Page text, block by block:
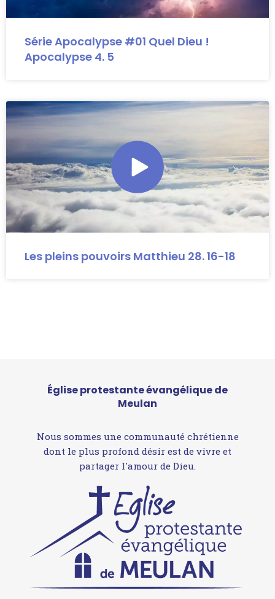
Série Apocalypse #01 Quel Dieu !
Apocalypse 4. 5
Les pleins pouvoirs Matthieu 28. 16-18
Église protestante évangélique de
Meulan
Nous sommes une communauté chrétienne
dont le plus profond désir est de vivre et
partager l'amour de Dieu.